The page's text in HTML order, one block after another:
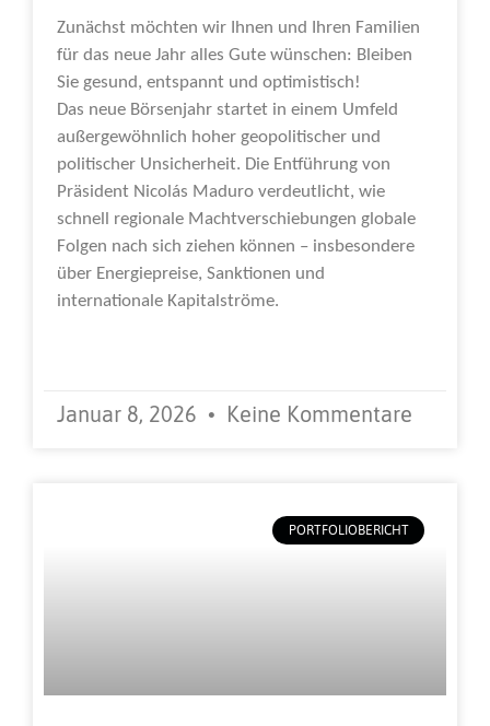
Zunächst möchten wir Ihnen und Ihren Familien
für das neue Jahr alles Gute wünschen: Bleiben
Sie gesund, entspannt und optimistisch!
Das neue Börsenjahr startet in einem Umfeld
außergewöhnlich hoher geopolitischer und
politischer Unsicherheit. Die Entführung von
Präsident Nicolás Maduro verdeutlicht, wie
schnell regionale Machtverschiebungen globale
Folgen nach sich ziehen können – insbesondere
über Energiepreise, Sanktionen und
internationale Kapitalströme.
Januar 8, 2026 Keine Kommentare
PORTFOLIOBERICHT